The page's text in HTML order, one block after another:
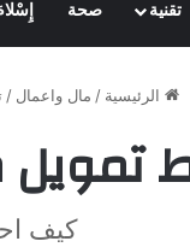
تقنية صحة
الرئيسية / مال واعمال /
كيف